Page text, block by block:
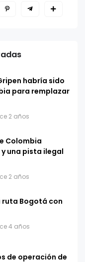
habría sido
para remplazar
2 años
Colombia
una pista ilegal
2 años
ruta Bogotá con
4 años
de operación de